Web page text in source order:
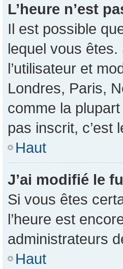
L’heure n’est
Il est possible
lequel vous
l’utilisateur et
Londres, Paris,
comme la
pas inscrit, c’est
Haut
J’ai modifié le
Si vous êtes
l’heure est
administrateurs
Haut